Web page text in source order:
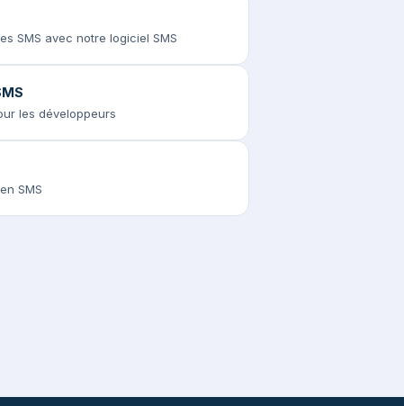
SMS avec notre logiciel SMS
les développeurs
SMS